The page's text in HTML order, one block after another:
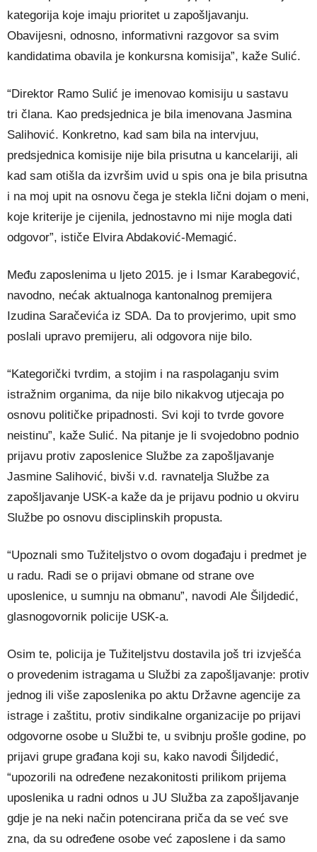
kategorija koje imaju prioritet u zapošljavanju.
Obavijesni, odnosno, informativni razgovor sa svim
kandidatima obavila je konkursna komisija”, kaže Sulić.
“Direktor Ramo Sulić je imenovao komisiju u sastavu
tri člana. Kao predsjednica je bila imenovana Jasmina
Salihović. Konkretno, kad sam bila na intervjuu,
predsjednica komisije nije bila prisutna u kancelariji, ali
kad sam otišla da izvršim uvid u spis ona je bila prisutna
i na moj upit na osnovu čega je stekla lični dojam o meni,
koje kriterije je cijenila, jednostavno mi nije mogla dati
odgovor”, ističe Elvira Abdaković-Memagić.
Među zaposlenima u ljeto 2015. je i Ismar Karabegović,
navodno, nećak aktualnoga kantonalnog premijera
Izudina Saračevića iz SDA. Da to provjerimo, upit smo
poslali upravo premijeru, ali odgovora nije bilo.
“Kategorički tvrdim, a stojim i na raspolaganju svim
istražnim organima, da nije bilo nikakvog utjecaja po
osnovu političke pripadnosti. Svi koji to tvrde govore
neistinu”, kaže Sulić. Na pitanje je li svojedobno podnio
prijavu protiv zaposlenice Službe za zapošljavanje
Jasmine Salihović, bivši v.d. ravnatelja Službe za
zapošljavanje USK-a kaže da je prijavu podnio u okviru
Službe po osnovu disciplinskih propusta.
“Upoznali smo Tužiteljstvo o ovom događaju i predmet je
u radu. Radi se o prijavi obmane od strane ove
uposlenice, u sumnju na obmanu”, navodi Ale Šiljdedić,
glasnogovornik policije USK-a.
Osim te, policija je Tužiteljstvu dostavila još tri izvješća
o provedenim istragama u Službi za zapošljavanje: protiv
jednog ili više zaposlenika po aktu Državne agencije za
istrage i zaštitu, protiv sindikalne organizacije po prijavi
odgovorne osobe u Službi te, u svibnju prošle godine, po
prijavi grupe građana koji su, kako navodi Šiljdedić,
“upozorili na određene nezakonitosti prilikom prijema
uposlenika u radni odnos u JU Služba za zapošljavanje
gdje je na neki način potencirana priča da se već sve
zna, da su određene osobe već zaposlene i da samo